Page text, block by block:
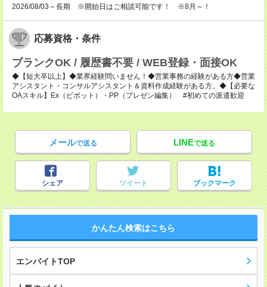
2026/08/03～長期 ※開始日はご相談可能です！ ※8月～！
応募資格・条件
ブランクOK / 履歴書不要 / WEB登録・面接OK
◆【短大卒以上】◆業界経験問いません！◆営業事務の経験がある方◆営業
アシスタント・コンサルアシスタント＆資料作成経験がある方。◆【必要な
OAスキル】Ex（ピボット）・PP（プレゼン編集） #初めての派遣歓迎
メールで送る LINEで送る
シェア ツイート ブックマーク
かんたん検索はこちら
エンバイトTOP